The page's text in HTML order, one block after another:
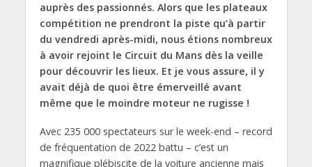
auprès des passionnés. Alors que les plateaux
compétition ne prendront la piste qu’à partir
du vendredi après-midi, nous étions nombreux
à avoir rejoint le Circuit du Mans dès la veille
pour découvrir les lieux. Et je vous assure, il y
avait déjà de quoi être émerveillé avant
même que le moindre moteur ne rugisse !
Avec 235 000 spectateurs sur le week-end – record
de fréquentation de 2022 battu – c’est un
magnifique plébiscite de la voiture ancienne mais